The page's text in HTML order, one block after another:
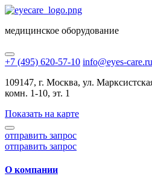
медицинское оборудование
+7 (495) 620-57-10 info@eyes-care.ru
109147, г. Москва, ул.
комн. 1-10, эт. 1
Показать на карте
отправить запрос
отправить запрос
О компании